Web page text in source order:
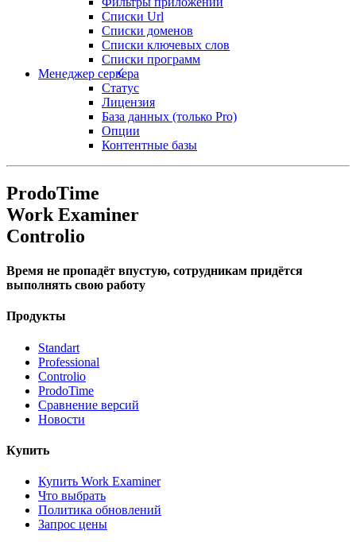
Списки Url
Списки доменов
Списки ключевых слов
Списки программ
Менеджер сервера
Статус
Лицензия
База данных (только Pro)
Опции
Контентные базы
ProdoTime
Work Examiner
Controlio
Время не пропадёт впустую, сотрудникам придётся
выполнять свою работу
Продукты
Standart
Professional
Controlio
ProdoTime
Сравнение версий
Новости
Купить
Купить Work Examiner
Что выбрать
Политика обновлений
Запрос цены